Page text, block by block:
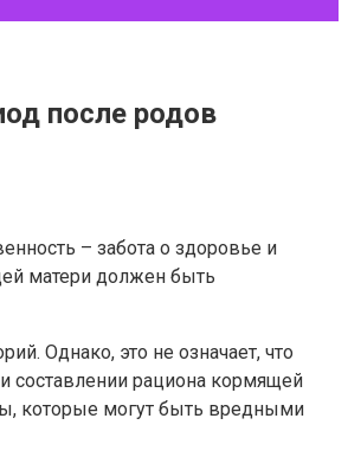
после родов
– забота о здоровье и
матери должен быть
Однако, это не означает, что
составлении рациона кормящей
которые могут быть вредными